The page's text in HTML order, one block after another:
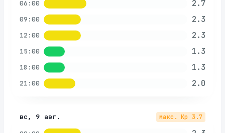
06:00 2.7
09:00 2.3
12:00 2.3
15:00 1.3
18:00 1.3
21:00 2.0
вс, 9 авг. макс. Kp 3.7